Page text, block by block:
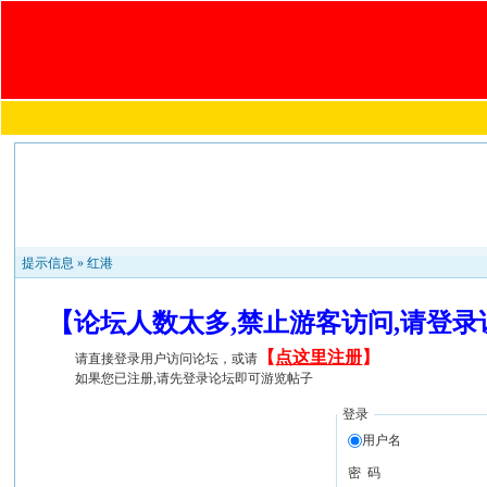
提示信息 »红港
【论坛人数太多,禁止游客访问,请登
请直接登录用户访问论坛，或请 【 点这里注册】
如果您已注册,请先登录论坛即可游览帖子
登录
用户名
密 码